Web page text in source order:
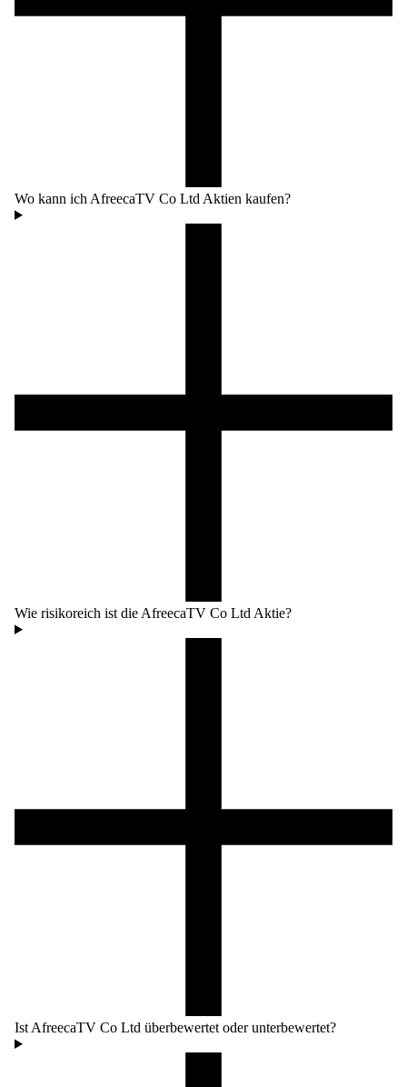
Wo kann ich AfreecaTV Co Ltd Aktien kaufen?
Wie risikoreich ist die AfreecaTV Co Ltd Aktie?
Ist AfreecaTV Co Ltd überbewertet oder unterbewertet?